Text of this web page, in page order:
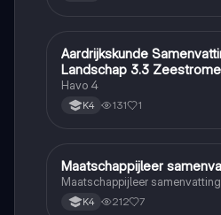
Aardrijkskunde
Aardrijkskunde
Landschap 3.3
Klimaatgebieden •
Havo 4
K4 131 1
Maatschappijleer
Maatschappijleer
Maatschappijleer
K4 212 7